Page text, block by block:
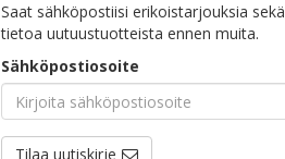
Saat sähköpostiisi erikoistarjouksia sekä
tietoa uutuustuotteista ennen muita.
Sähköpostiosoite
Tilaa uutiskirje